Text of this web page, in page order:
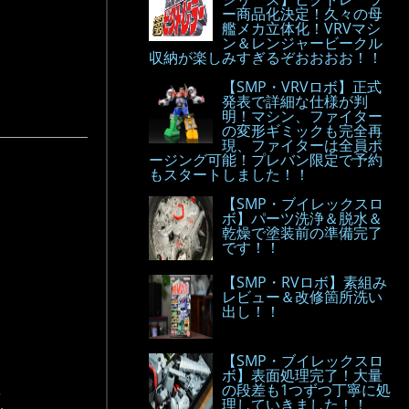
ー商品化決定！久々の母
艦メカ立体化！VRVマシ
ン＆レンジャービークル
収納が楽しみすぎるぞおおおお！！
【SMP・VRVロボ】正式
発表で詳細な仕様が判
明！マシン、ファイター
の変形ギミックも完全再
現、ファイターは全員ポ
ージング可能！プレバン限定で予約
もスタートしました！！
【SMP・ブイレックスロ
ボ】パーツ洗浄＆脱水＆
乾燥で塗装前の準備完了
です！！
【SMP・RVロボ】素組み
レビュー＆改修箇所洗い
出し！！
【SMP・ブイレックスロ
ボ】表面処理完了！大量
の段差も1つずつ丁寧に処
理していきました！！